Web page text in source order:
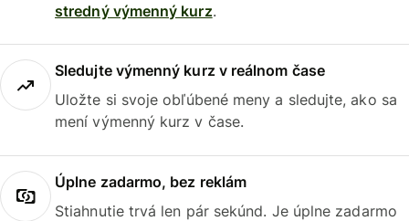
stredný výmenný kurz.
Sledujte výmenný kurz v reálnom čase
Uložte si svoje obľúbené meny a sledujte, ako sa
mení výmenný kurz v čase.
Úplne zadarmo, bez reklám
Stiahnutie trvá len pár sekúnd. Je úplne zadarmo